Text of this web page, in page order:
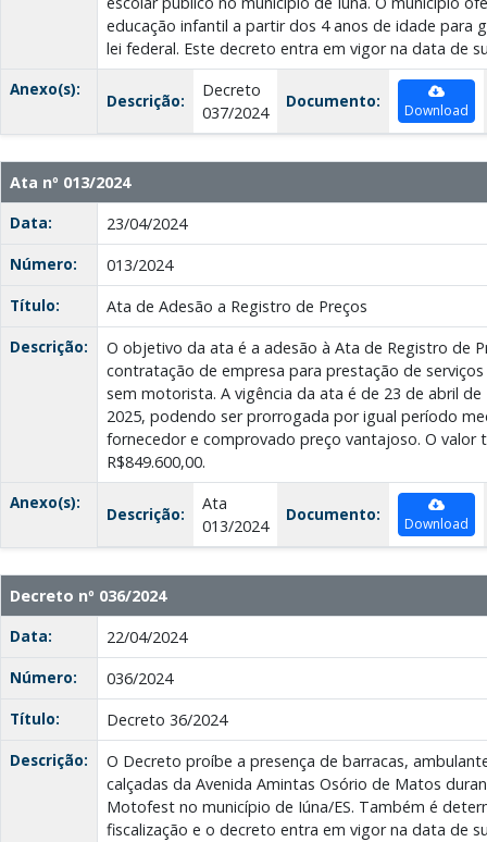
educação infantil a partir dos 4 anos de idade para
lei federal. Este decreto entra em vigor na data de
Anexo(s):
Descrição:
Decreto
037/2024
Documento: Download
Ata nº 013/2024
Data:
23/04/2024
Número:
013/2024
Título:
Ata de Adesão a Registro de Preços
Descrição:
O objetivo da ata é a adesão à Ata de Registro de
contratação de empresa para prestação de
sem motorista. A vigência da ata é de 23 de abril de
2025, podendo ser prorrogada por igual período
fornecedor e comprovado preço vantajoso. O valor
R$849.600,00.
Anexo(s):
Descrição:
Ata
013/2024
Documento: Download
Decreto nº 036/2024
Data:
22/04/2024
Número:
036/2024
Título:
Decreto 36/2024
Descrição:
O Decreto proíbe a presença de barracas,
calçadas da Avenida Amintas Osório de Matos
Motofest no município de Iúna/ES. Também é
fiscalização e o decreto entra em vigor na data de